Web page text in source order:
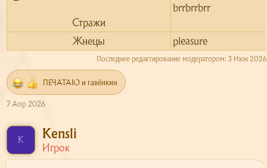
Стражи​
brrbrrbrr
Жнецы​ pleasure
Последнее редактирование модератором: 3 Июн 2026
Р
е
а
ц
и
ПЕЧАТАЮ и гавёнкин
7 Апр 2026
K Kensli
Игрок